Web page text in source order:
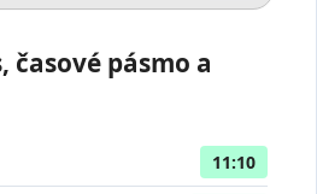
časové pásmo a
11:10